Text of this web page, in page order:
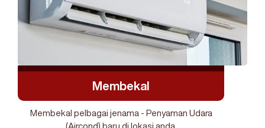
Membekal
Membekal pelbagai jenama - Penyaman Udara
(Aircond) baru di lokasi anda.